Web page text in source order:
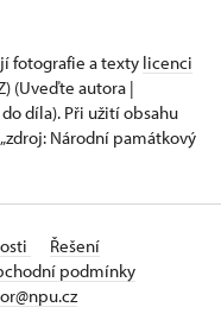
fotografie a texty licenci
(Uveďte autora |
díla). Při užití obsahu
Národní památkový
Řešení
podmínky